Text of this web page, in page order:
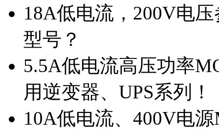
18A低电流，200V电
型号？
5.5A低电流高压功率
用逆变器、UPS系列！
10A低电流、400V电